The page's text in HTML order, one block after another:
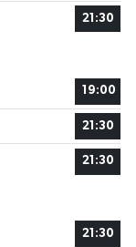
21:30
19:00
21:30
21:30
21:30